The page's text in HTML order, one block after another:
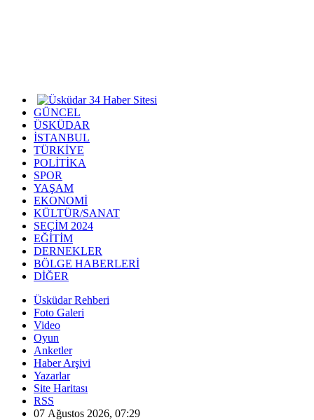
GÜNCEL
ÜSKÜDAR
İSTANBUL
TÜRKİYE
POLİTİKA
SPOR
YAŞAM
EKONOMİ
KÜLTÜR/SANAT
SEÇİM 2024
EĞİTİM
DERNEKLER
BÖLGE HABERLERİ
DİĞER
Üsküdar Rehberi
Foto Galeri
Video
Oyun
Anketler
Haber Arşivi
Yazarlar
Site Haritası
RSS
07 Ağustos 2026, 07:29